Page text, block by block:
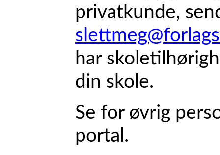
privatkunde,
har
din skole.
Se for øvrig
portal.